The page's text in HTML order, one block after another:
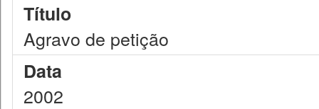
Título
Agravo de petição
Data
2002